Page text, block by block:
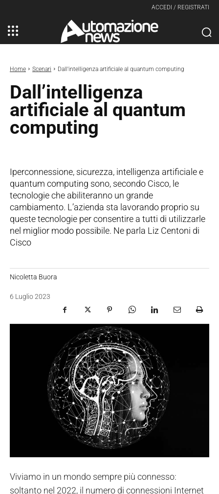
ACCEDI / REGISTRATI
Home Scenari Dall'intelligenza artificiale al quantum computing
Dall’intelligenza
artificiale al quantum
computing
Iperconnessione, sicurezza, intelligenza artificiale e
quantum computing sono, secondo Cisco, le
tecnologie che abiliteranno un grande
cambiamento. L’azienda sta lavorando proprio su
queste tecnologie per consentire a tutti di utilizzarle
nel miglior modo possibile. Ne parla Liz Centoni di
Cisco
Nicoletta Buora
6 Luglio 2023
Viviamo in un mondo sempre più connesso:
soltanto nel 2022, il numero di connessioni Internet